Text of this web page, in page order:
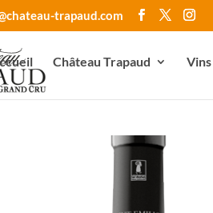
trapaud.com
Château Trapaud Vins